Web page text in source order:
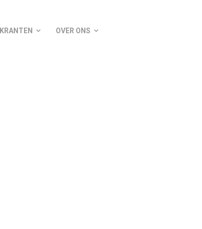
KRANTEN OVER ONS